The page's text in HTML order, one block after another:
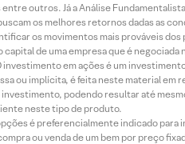
outros. Já a Análise
os melhores retornos dadas as
os movimentos mais prováveis
capital de uma empresa que é
em ações é um
ou implícita, é feita neste material
podendo resultar até
neste tipo de produto.
é preferencialmente indicado
ou venda de um bem por preço